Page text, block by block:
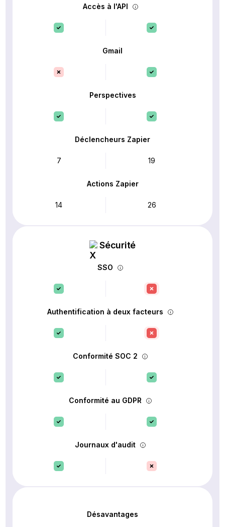
Accès à l'API
Gmail
Perspectives
Déclencheurs Zapier
7 19
Actions Zapier
14 26
Sécurité
SSO
Authentification à deux facteurs
Conformité SOC 2
Conformité au GDPR
Journaux d'audit
Désavantages